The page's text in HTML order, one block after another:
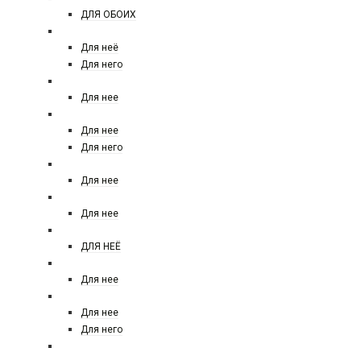
ДЛЯ ОБОИХ
Для неё
Для него
Для нее
Для нее
Для него
Для нее
Для нее
ДЛЯ НЕЁ
Для нее
Для нее
Для него